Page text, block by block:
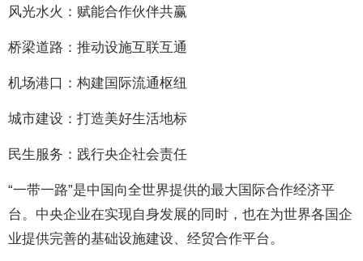
风光水火：赋能合作伙伴共赢
桥梁道路：推动设施互联互通
机场港口：构建国际流通枢纽
城市建设：打造美好生活地标
民生服务：践行央企社会责任
“一带一路”是中国向全世界提供的最大国际合作经济平
台。中央企业在实现自身发展的同时，也在为世界各国企
业提供完善的基础设施建设、经贸合作平台。